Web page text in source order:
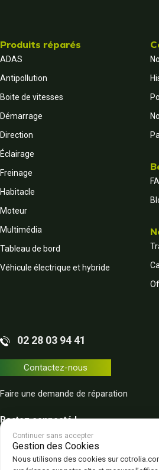
Produits réparés
ADAS
Antipollution
Boite de vitesses
Démarrage
Direction
Éclairage
Freinage
Habitacle
Moteur
Multimédia
Tableau de bord
Véhicule électrique et hybride
02 28 03 94 41
Contactez-nous
Faire une demande de réparation
Restez connecté !
Continuer sans accepter
Gestion des Cookies
Nous utilisons des cookies sur